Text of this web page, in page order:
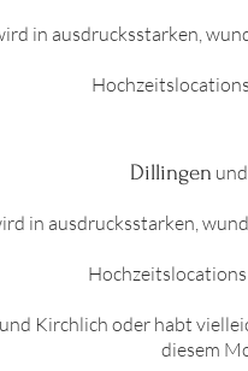
in ausdrucksstarken,
Dillingen
in ausdrucksstarken,
und Kirchlich oder habt
diesem